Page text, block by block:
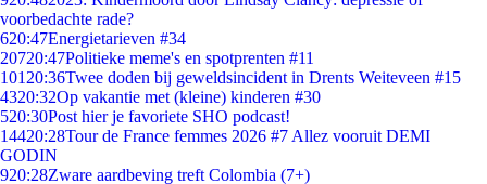
voorbedachte rade?
620:47Energietarieven #34
20720:47Politieke meme's en spotprenten #11
101 20:36Twee doden bij geweldsincident in Drents Weiteveen #15
4320:32Op vakantie met (kleine) kinderen #30
520:30Post hier je favoriete SHO podcast!
14420:28Tour de France femmes 2026 #7 Allez vooruit DEMI
GODIN
920:28Zware aardbeving treft Colombia (7+)